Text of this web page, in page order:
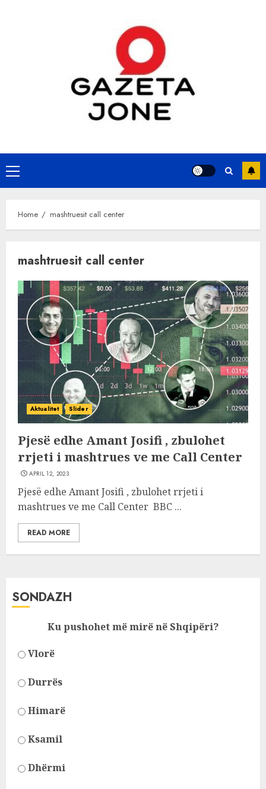
Primary
Menu
Home mashtruesit call center
mashtruesit call center
Aktualitet Slider
Pjesë edhe Amant Josifi , zbulohet
rrjeti i mashtrues ve me Call Center
APRIL 12, 2023
Pjesë edhe Amant Josifi , zbulohet rrjeti i
mashtrues ve me Call Center BBC ...
READ MORE
SONDAZH
Ku pushohet më mirë në Shqipëri?
Vlorë
Durrës
Himarë
Ksamil
Dhërmi